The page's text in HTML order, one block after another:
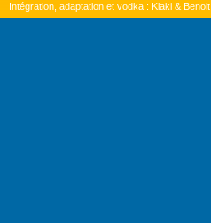
Intégration, adaptation et vodka : Klaki & Benoit